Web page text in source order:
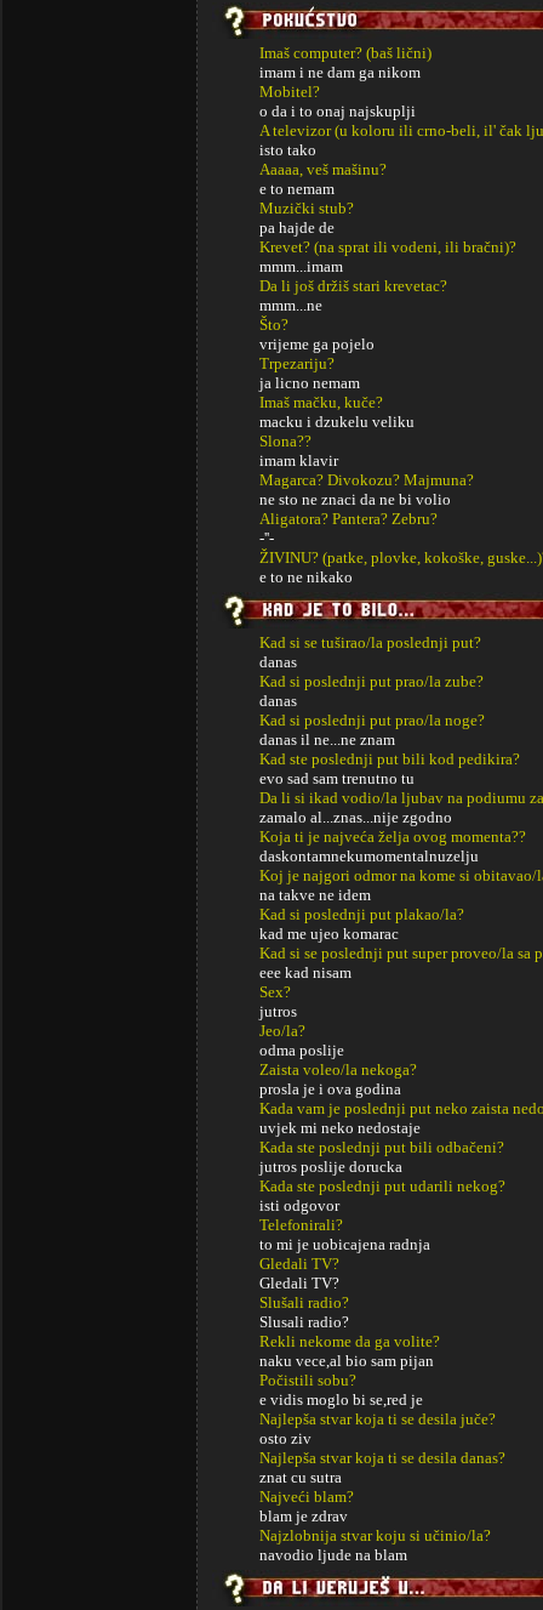
Imaš computer? (baš lični)
imam i ne dam ga nikom
Mobitel?
o da i to onaj najskuplji
A televizor (u koloru ili crno-beli, il' čak
isto tako
Aaaaa, veš mašinu?
e to nemam
Muzički stub?
pa hajde de
Krevet? (na sprat ili vodeni, ili bračni)?
mmm...imam
Da li još držiš stari krevetac?
mmm...ne
Što?
vrijeme ga pojelo
Trpezariju?
ja licno nemam
Imaš mačku, kuče?
macku i dzukelu veliku
Slona??
imam klavir
Magarca? Divokozu? Majmuna?
ne sto ne znaci da ne bi volio
Aligatora? Pantera? Zebru?
-''-
ŽIVINU? (patke, plovke, kokoške,
e to ne nikako
Kad si se tuširao/la poslednji put?
danas
Kad si poslednji put prao/la zube?
danas
Kad si poslednji put prao/la noge?
danas il ne...ne znam
Kad ste poslednji put bili kod pedikira?
evo sad sam trenutno tu
Da li si ikad vodio/la ljubav na podiumu
zamalo al...znas...nije zgodno
Koja ti je najveća želja ovog momenta??
daskontamnekumomentalnuzelju
Koj je najgori odmor na kome si obitavao/
na takve ne idem
Kad si poslednji put plakao/la?
kad me ujeo komarac
Kad si se poslednji put super proveo/la sa
eee kad nisam
Sex?
jutros
Jeo/la?
odma poslije
Zaista voleo/la nekoga?
prosla je i ova godina
Kada vam je poslednji put neko zaista
uvjek mi neko nedostaje
Kada ste poslednji put bili odbačeni?
jutros poslije dorucka
Kada ste poslednji put udarili nekog?
isti odgovor
Telefonirali?
to mi je uobicajena radnja
Gledali TV?
Gledali TV?
Slušali radio?
Slusali radio?
Rekli nekome da ga volite?
naku vece,al bio sam pijan
Počistili sobu?
e vidis moglo bi se,red je
Najlepša stvar koja ti se desila juče?
osto ziv
Najlepša stvar koja ti se desila danas?
znat cu sutra
Najveći blam?
blam je zdrav
Najzlobnija stvar koju si učinio/la?
navodio ljude na blam